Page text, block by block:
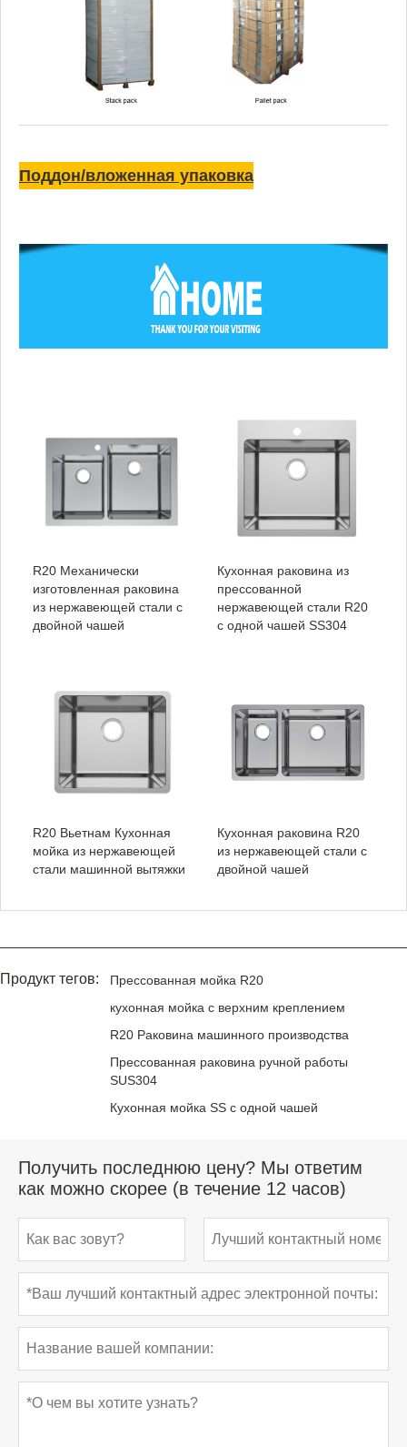
Поддон/вложенная упаковка
R20 Механически
изготовленная раковина
из нержавеющей стали с
двойной чашей
Кухонная раковина из
прессованной
нержавеющей стали R20
с одной чашей SS304
R20 Вьетнам Кухонная
мойка из нержавеющей
стали машинной вытяжки
Кухонная раковина R20
из нержавеющей стали с
двойной чашей
Продукт тегов:
Прессованная мойка R20
кухонная мойка с верхним креплением
R20 Раковина машинного производства
Прессованная раковина ручной работы
SUS304
Кухонная мойка SS с одной чашей
Получить последнюю цену? Мы ответим
как можно скорее (в течение 12 часов)